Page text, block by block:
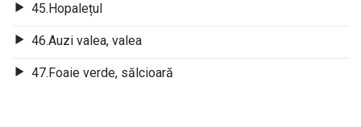
45.Hopalețul
46.Auzi valea, valea
47.Foaie verde, sălcioară